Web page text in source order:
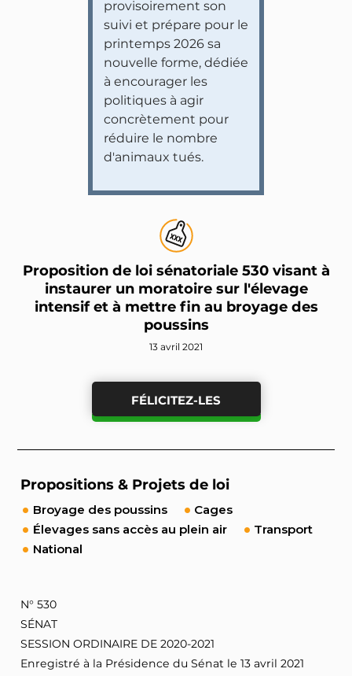
provisoirement son
suivi et prépare pour le
printemps 2026 sa
nouvelle forme, dédiée
à encourager les
politiques à agir
concrètement pour
réduire le nombre
d'animaux tués.
Proposition de loi sénatoriale 530 visant à
instaurer un moratoire sur l'élevage
intensif et à mettre fin au broyage des
poussins
13 avril 2021
FÉLICITEZ-LES
Propositions & Projets de loi
Broyage des poussins
Cages
Élevages sans accès au plein air
Transport
National
N° 530
SÉNAT
SESSION ORDINAIRE DE 2020-2021
Enregistré à la Présidence du Sénat le 13 avril 2021